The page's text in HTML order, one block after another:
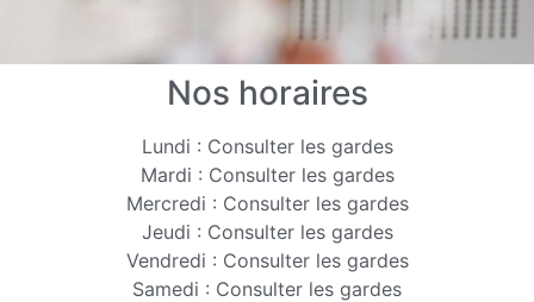
Nos horaires
Lundi : Consulter les gardes
Mardi : Consulter les gardes
Mercredi : Consulter les gardes
Jeudi : Consulter les gardes
Vendredi : Consulter les gardes
Samedi : Consulter les gardes